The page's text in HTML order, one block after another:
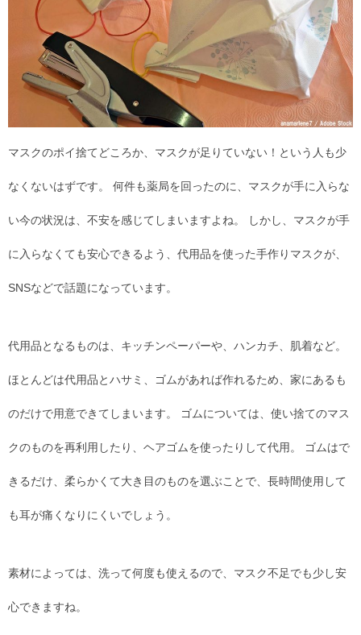
マスクのポイ捨てどころか、マスクが足りていない！という人も少
なくないはずです。 何件も薬局を回ったのに、マスクが手に入らな
い今の状況は、不安を感じてしまいますよね。 しかし、マスクが手
に入らなくても安心できるよう、代用品を使った手作りマスクが、
SNSなどで話題になっています。
代用品となるものは、キッチンペーパーや、ハンカチ、肌着など。
ほとんどは代用品とハサミ、ゴムがあれば作れるため、家にあるも
のだけで用意できてしまいます。 ゴムについては、使い捨てのマス
クのものを再利用したり、ヘアゴムを使ったりして代用。 ゴムはで
きるだけ、柔らかくて大き目のものを選ぶことで、長時間使用して
も耳が痛くなりにくいでしょう。
素材によっては、洗って何度も使えるので、マスク不足でも少し安
心できますね。